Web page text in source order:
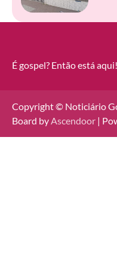
É gospel? Então está aqui!
Copyright © Noticiário
Board byAscendoor |